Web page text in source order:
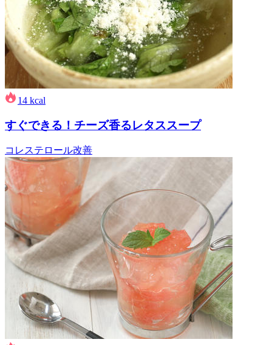
14 kcal
すぐできる！チーズ香るレタススープ
コレステロール改善